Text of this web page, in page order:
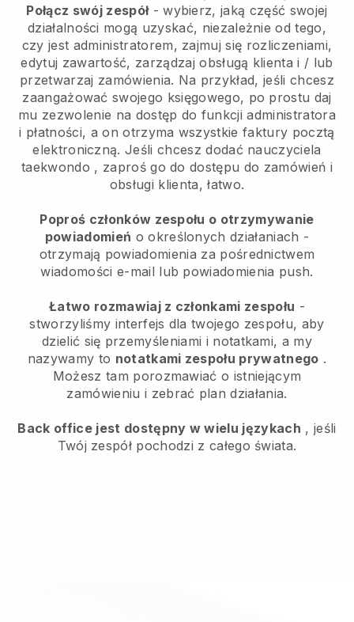
Połącz swój zespół- wybierz, jaką część swojej
działalności mogą uzyskać, niezależnie od tego,
czy jest administratorem, zajmuj się rozliczeniami,
edytuj zawartość, zarządzaj obsługą klienta i / lub
przetwarzaj zamówienia. Na przykład, jeśli chcesz
zaangażować swojego księgowego, po prostu daj
mu zezwolenie na dostęp do funkcji administratora
i płatności, a on otrzyma wszystkie faktury pocztą
elektroniczną.Jeśli chcesz dodać nauczyciela
taekwondo , zaproś go do dostępu do zamówień i
obsługi klienta, łatwo.
Poproś członków zespołu o otrzymywanie
powiadomień o określonych działaniach -
otrzymają powiadomienia za pośrednictwem
wiadomości e-mail lub powiadomienia push.
Łatwo rozmawiaj z członkami zespołu -
stworzyliśmy interfejs dla twojego zespołu, aby
dzielić się przemyśleniami i notatkami, a my
nazywamy to notatkami zespołu prywatnego .
Możesz tam porozmawiać o istniejącym
zamówieniu i zebrać plan działania.
Back office jest dostępny w wielu językach , jeśli
Twój zespół pochodzi z całego świata.